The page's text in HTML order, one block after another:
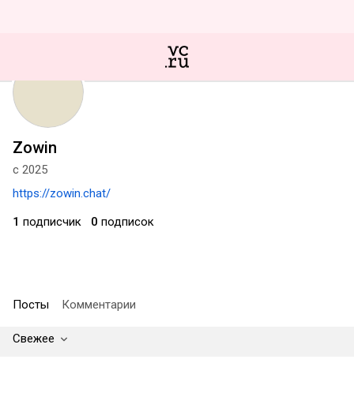
Zowin
с 2025
https://zowin.chat/
1 подписчик 0 подписок
Посты Комментарии
Свежее